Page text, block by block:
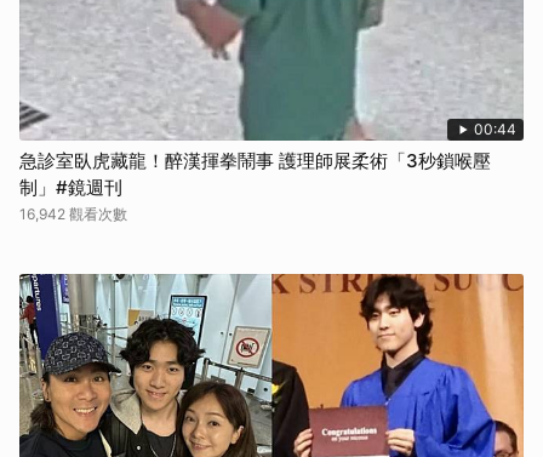
00:44
急診室臥虎藏龍！醉漢揮拳鬧事 護理師展柔術「3秒鎖喉壓
制」#鏡週刊
16,942 觀看次數